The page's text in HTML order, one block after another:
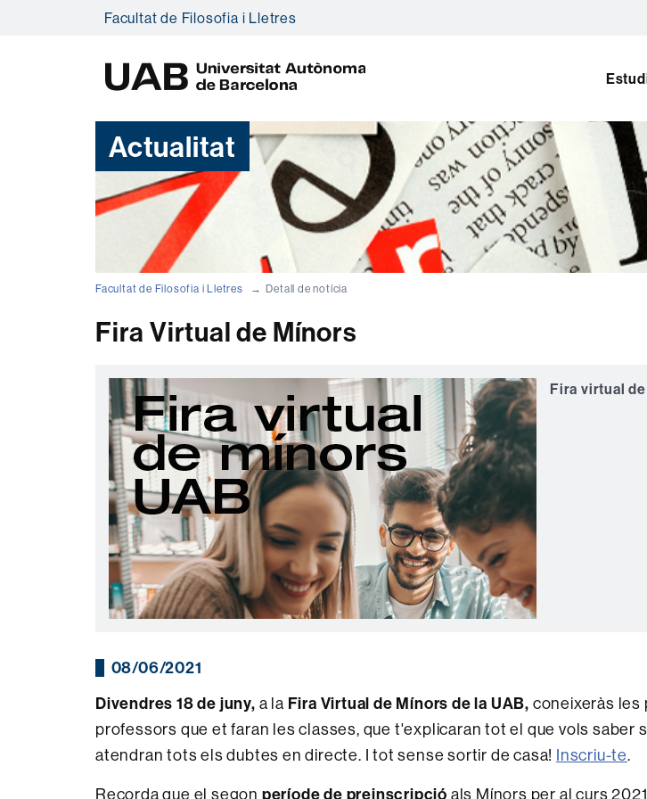
Facultat de Filosofia i Lletres
A
Actualitat
Facultat de Filosofia i Lletres Detall de notícia
Fira Virtual de Mínors
Fira virtual
08/06/2021
Divendres 18 de juny, a la Fira Virtual de Mínors de la UAB, coneixeràs les
professors que et faran les classes, que t'explicaran tot el que vols saber
atendran tots els dubtes en directe. I tot sense sortir de casa! Inscriu-te.
Recorda que el segon període de preinscripció als Mínors per al curs